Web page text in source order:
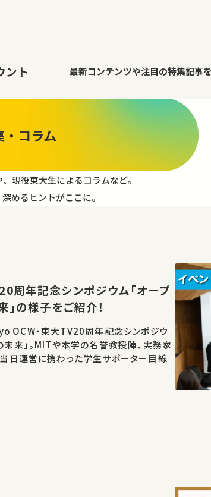
ント 最新コンテンツや注目の特集記事
・コラム
現役東大生によるコラムなど。
めるヒントがここに。
周年記念シンポジウム「オープ
の様子をご紹介！
OCW・東大TV20周年記念シンポジウ
未来」。MITや本学の名誉教授陣、実務家
当日運営に携わった学生サポーター目線